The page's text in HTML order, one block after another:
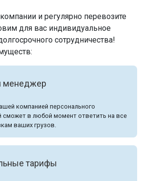
и регулярно перевозите
для вас индивидуальное
сотрудничества!
менеджер
компанией персонального
в любой момент ответить на все
ваших грузов.
тарифы